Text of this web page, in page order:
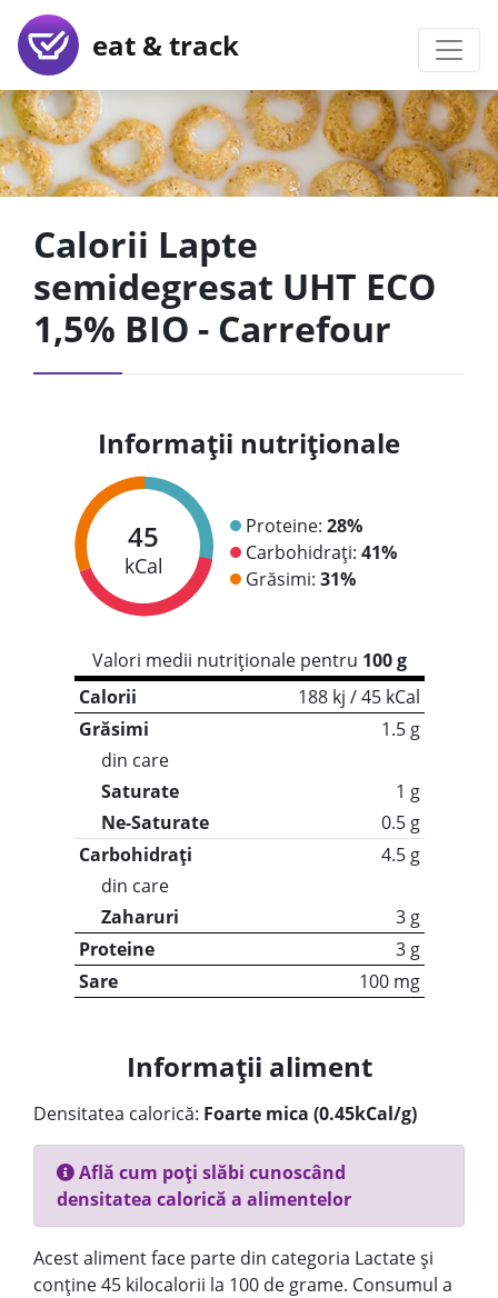
eat & track
Calorii Lapte
semidegresat UHT ECO
1,5% BIO - Carrefour
Informații nutriționale
45
kCal
Proteine: 28%
Carbohidrați: 41%
Grăsimi: 31%
Valori medii nutriționale pentru 100 g
Calorii
188 kj / 45 kCal
Grăsimi
1.5 g
din care
Saturate
1 g
Ne-Saturate
0.5 g
Carbohidrați
4.5 g
din care
Zaharuri
3 g
Proteine
3 g
Sare
100 mg
Informații aliment
Densitatea calorică: Foarte mica (0.45kCal/g)
Află cum poți slăbi cunoscând
densitatea calorică a alimentelor
Acest aliment face parte din categoria Lactate și
conține 45 kilocalorii la 100 de grame. Consumul a